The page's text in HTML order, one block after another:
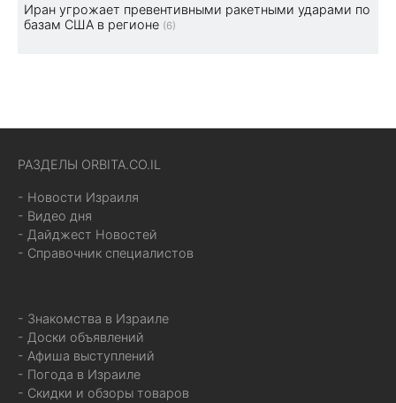
Иран угрожает превентивными ракетными ударами по
базам США в регионе (6)
РАЗДЕЛЫ ORBITA.CO.IL
- Новости Израиля
- Видео дня
- Дайджест Новостей
- Справочник специалистов
- Знакомства в Израиле
- Доски объявлений
- Афиша выступлений
- Погода в Израиле
- Скидки и обзоры товаров